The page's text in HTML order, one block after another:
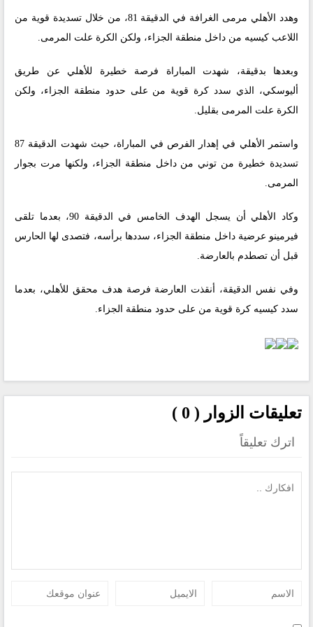
وهدد الأهلي مرمى الغرافة في الدقيقة 81، من خلال تسديدة قوية من
اللاعب كيسيه من داخل منطقة الجزاء، ولكن الكرة علت المرمى.
وبعدها بدقيقة، شهدت المباراة فرصة خطيرة للأهلي عن طريق
أليوسكي، الذي سدد كرة قوية من على حدود منطقة الجزاء، ولكن
الكرة علت المرمى بقليل.
واستمر الأهلي في إهدار الفرص في المباراة، حيث شهدت الدقيقة 87
تسديدة خطيرة من توني من داخل منطقة الجزاء، ولكنها مرت بجوار
المرمى.
وكاد الأهلي أن يسجل الهدف الخامس في الدقيقة 90، بعدما تلقى
فيرمينو عرضية داخل منطقة الجزاء، سددها برأسه، فتصدى لها الحارس
قبل أن تصطدم بالعارضة.
وفي نفس الدقيقة، أنقذت العارضة فرصة هدف محقق للأهلي، بعدما
سدد كيسيه كرة قوية من على حدود منطقة الجزاء.
تعليقات الزوار ( 0 )
اترك تعليقاً